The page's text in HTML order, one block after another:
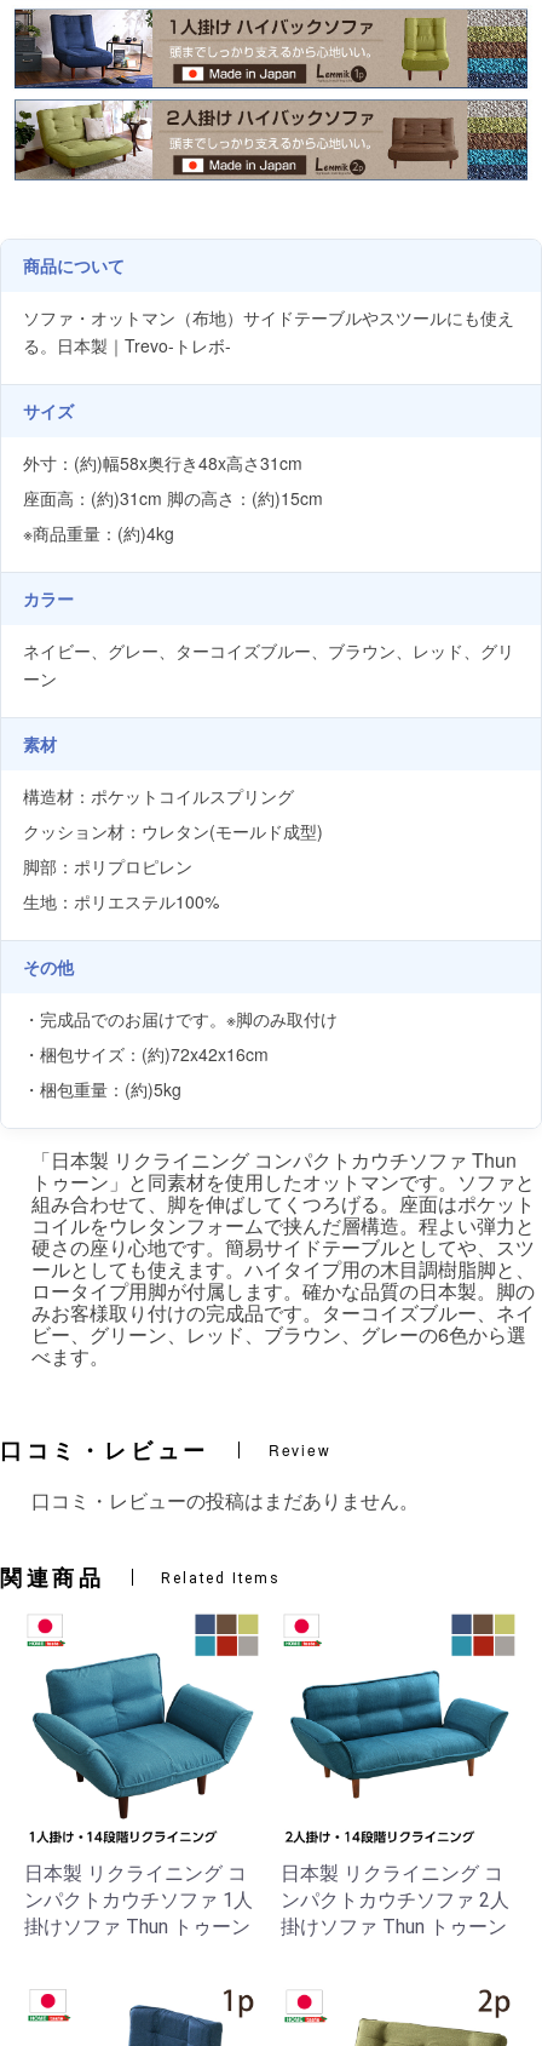
商品について
ソファ・オットマン（布地）サイドテーブルやスツールにも使え
る。日本製｜Trevo-トレボ-
サイズ
外寸：(約)幅58x奥行き48x高さ31cm
座面高：(約)31cm 脚の高さ：(約)15cm
※商品重量：(約)4kg
カラー
ネイビー、グレー、ターコイズブルー、ブラウン、レッド、グリ
ーン
素材
構造材：ポケットコイルスプリング
クッション材：ウレタン(モールド成型)
脚部：ポリプロピレン
生地：ポリエステル100%
その他
・完成品でのお届けです。※脚のみ取付け
・梱包サイズ：(約)72x42x16cm
・梱包重量：(約)5kg
「日本製 リクライニング コンパクトカウチソファ Thun
トゥーン」と同素材を使用したオットマンです。ソファと
組み合わせて、脚を伸ばしてくつろげる。座面はポケット
コイルをウレタンフォームで挟んだ層構造。程よい弾力と
硬さの座り心地です。簡易サイドテーブルとしてや、スツ
ールとしても使えます。ハイタイプ用の木目調樹脂脚と、
ロータイプ用脚が付属します。確かな品質の日本製。脚の
みお客様取り付けの完成品です。ターコイズブルー、ネイ
ビー、グリーン、レッド、ブラウン、グレーの6色から選
べます。
口コミ・レビュー Review
口コミ・レビューの投稿はまだありません。
関連商品 Related Items
日本製 リクライニング コ
ンパクトカウチソファ 1人
掛けソファ Thun トゥーン
日本製 リクライニング コ
ンパクトカウチソファ 2人
掛けソファ Thun トゥーン